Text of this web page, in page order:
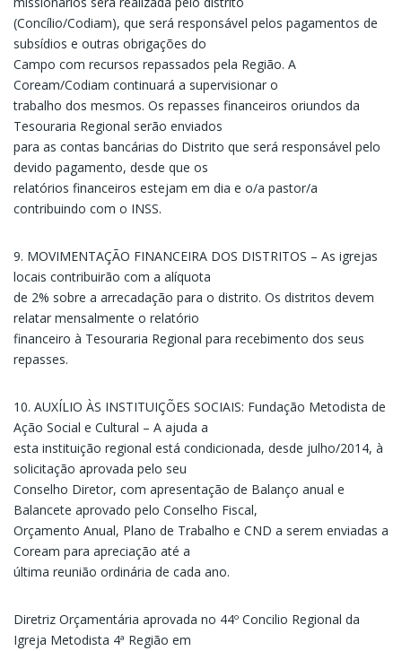
(Concílio/Codiam), que será responsável pelos pagamentos de
subsídios e outras obrigações do
Campo com recursos repassados pela Região. A
Coream/Codiam continuará a supervisionar o
trabalho dos mesmos. Os repasses financeiros oriundos da
Tesouraria Regional serão enviados
para as contas bancárias do Distrito que será responsável pelo
devido pagamento, desde que os
relatórios financeiros estejam em dia e o/a pastor/a
contribuindo com o INSS.
9. MOVIMENTAÇÃO FINANCEIRA DOS DISTRITOS – As igrejas
locais contribuirão com a alíquota
de 2% sobre a arrecadação para o distrito. Os distritos devem
relatar mensalmente o relatório
financeiro à Tesouraria Regional para recebimento dos seus
repasses.
10. AUXÍLIO ÀS INSTITUIÇÕES SOCIAIS: Fundação Metodista de
Ação Social e Cultural – A ajuda a
esta instituição regional está condicionada, desde julho/2014, à
solicitação aprovada pelo seu
Conselho Diretor, com apresentação de Balanço anual e
Balancete aprovado pelo Conselho Fiscal,
Orçamento Anual, Plano de Trabalho e CND a serem enviadas a
Coream para apreciação até a
última reunião ordinária de cada ano.
Diretriz Orçamentária aprovada no 44º Concilio Regional da
Igreja Metodista 4ª Região em